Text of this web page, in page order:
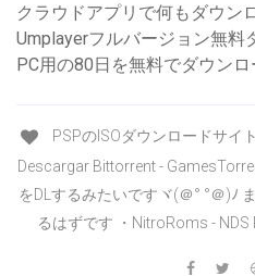
クラウドアプリで何もダウン
Umplayerフルバージョン無料
PC用の80日を無料でダウンロ
PSPのISOダウンロードサイ
Descargar Bittorrent -
をDLするみたいですヾ(＠° °＠)ﾉ
るはずです ・NitroRoms -